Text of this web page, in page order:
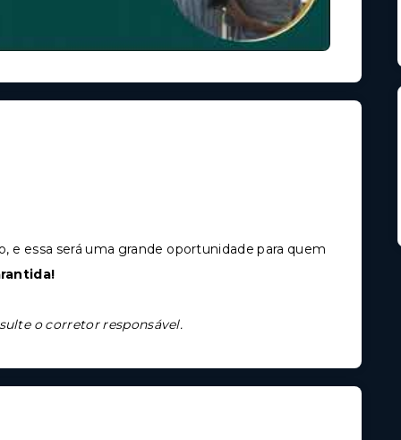
e essa será uma grande oportunidade para quem
o corretor responsável.